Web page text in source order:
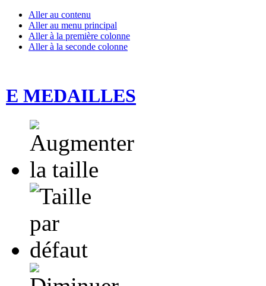
Aller au contenu
Aller au menu principal
Aller à la première colonne
Aller à la seconde colonne
E MEDAILLES